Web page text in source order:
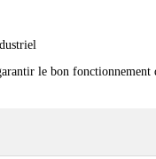
le bon